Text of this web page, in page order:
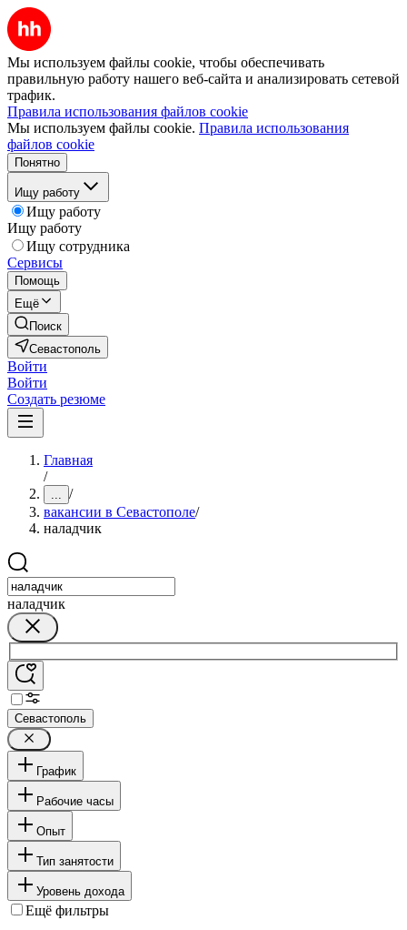
Мы используем файлы cookie, чтобы обеспечивать
правильную работу нашего веб-сайта и анализировать сетевой
трафик.
Правила использования файлов cookie
Мы используем файлы cookie. Правила использования
файлов cookie
Понятно
Ищу работу
Ищу работу
Ищу работу
Ищу сотрудника
Сервисы
Помощь
Ещё
Поиск
Севастополь
Войти
Войти
Создать резюме
Главная
/
... /
вакансии в Севастополе/
наладчик
наладчик
Севастополь
График
Рабочие часы
Опыт
Тип занятости
Уровень дохода
Ещё фильтры